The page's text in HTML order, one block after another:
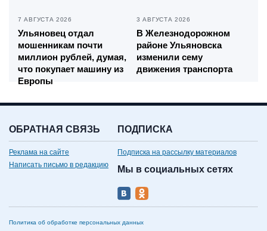
7 АВГУСТА 2026
Ульяновец отдал
мошенникам почти
миллион рублей, думая,
что покупает машину из
Европы
3 АВГУСТА 2026
В Железнодорожном
районе Ульяновска
изменили сему
движения транспорта
ОБРАТНАЯ СВЯЗЬ
Реклама на сайте
Написать письмо в редакцию
ПОДПИСКА
Подписка на рассылку материалов
Мы в социальных сетях
Политика об обработке персональных данных